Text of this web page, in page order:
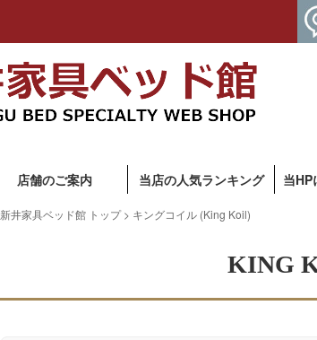
店舗のご案内 当店の人気ランキング 当
新井家具ベッド館 トップ> キングコイル (King Koil)
KING